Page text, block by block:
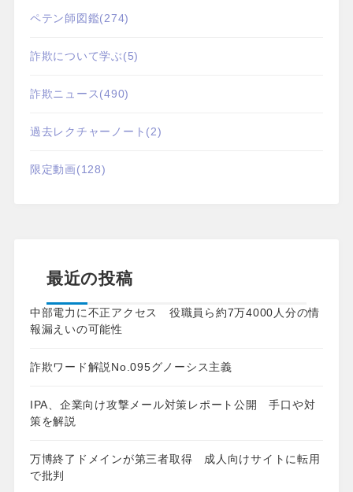
ペテン師図鑑(274)
詐欺について学ぶ(5)
詐欺ニュース(490)
過去レクチャーノート (2)
限定動画(128)
最近の投稿
中部電力に不正アクセス 役職員ら約7万4000人分の情
報漏えいの可能性
詐欺ワード解説No.095グノーシス主義
IPA、企業向け攻撃メール対策レポート公開 手口や対
策を解説
万博終了ドメインが第三者取得 成人向けサイトに転用
で批判